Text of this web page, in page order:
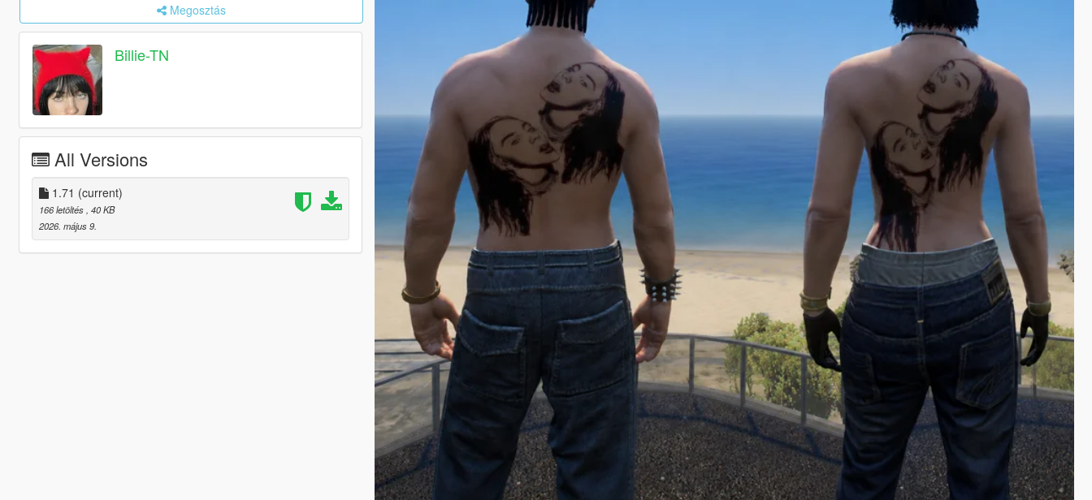
Megosztás
Billie-TN
All Versions
1.71 (current)
166 letöltés , 40 KB
2026. május 9.